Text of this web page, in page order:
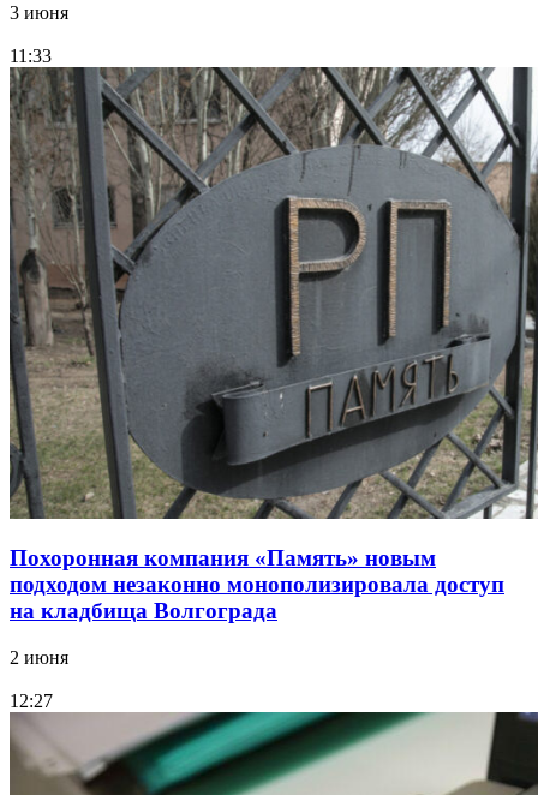
3 июня
11:33
Похоронная компания «Память» новым
подходом незаконно монополизировала доступ
на кладбища Волгограда
2 июня
12:27